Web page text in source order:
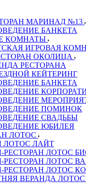
МАРИНАД №13
БАНКЕТА
КОМНАТЫ
ИГРОВАЯ
ОКОЛИЦА
РЕСТОРАНА
КЕЙТЕРИНГ
БАНКЕТА
ПОМИНОК
СВАДЬБЫ
ЮБИЛЕЯ
ЛОТОС
ЛОТОС ЛАЙТ
РЕСТОРАН ЛОТОС
РЕСТОРАН ЛОТОС
РЕСТОРАН ЛОТОС
ВЕРАНДА ЛОТОС